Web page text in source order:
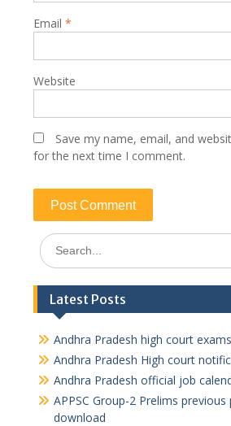
Email *
Website
Save my name, email, and
for the next time I comment.
Search
for:
Latest Posts
Andhra Pradesh high court
Andhra Pradesh High court
Andhra Pradesh official job
APPSC Group-2 Prelims
download